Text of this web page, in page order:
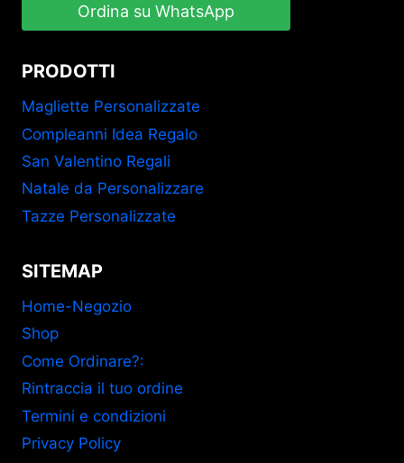
Ordina su WhatsApp
PRODOTTI
Magliette Personalizzate
Compleanni Idea Regalo
San Valentino Regali
Natale da Personalizzare
Tazze Personalizzate
SITEMAP
Home-Negozio
Shop
Come Ordinare?:
Rintraccia il tuo ordine
Termini e condizioni
Privacy Policy